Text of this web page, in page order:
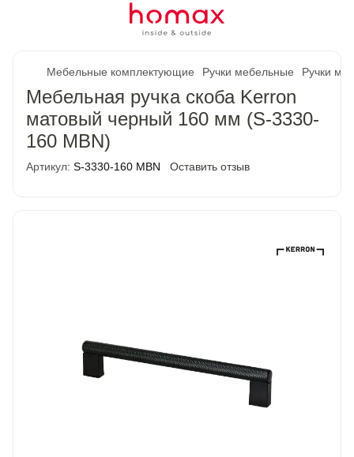
Мебельные комплектующие Ручки мебельные Ручки
Мебельная ручка скоба Kerron
матовый черный 160 мм (S-3330-
160 MBN)
Артикул: S-3330-160 MBN Оставить отзыв